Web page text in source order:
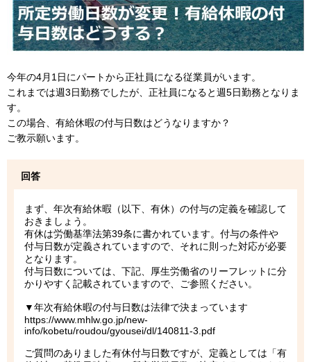
今年の4月1日にパートから正社員になる従業員がいます。
これまでは週3日勤務でしたが、正社員になると週5日勤務となりま
す。
この場合、有給休暇の付与日数はどうなりますか？
ご教示願います。
回答
まず、年次有給休暇（以下、有休）の付与の定義を確認して
おきましょう。
有休は労働基準法第39条に書かれています。付与の条件や
付与日数が定義されていますので、それに則った対応が必要
となります。
付与日数については、下記、厚生労働省のリーフレットに分
かりやすく記載されていますので、ご参照ください。
▼年次有給休暇の付与日数は法律で決まっています
https://www.mhlw.go.jp/new-
info/kobetu/roudou/gyousei/dl/140811-3.pdf
ご質問のありました有休付与日数ですが、定義としては「有